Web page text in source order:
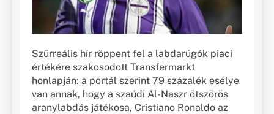
Szürreális hír röppent fel a labdarúgók piaci
értékére szakosodott Transfermarkt
honlapján: a portál szerint 79 százalék esélye
van annak, hogy a szaúdi Al-Naszr ötszörös
aranylabdás játékosa, Cristiano Ronaldo az